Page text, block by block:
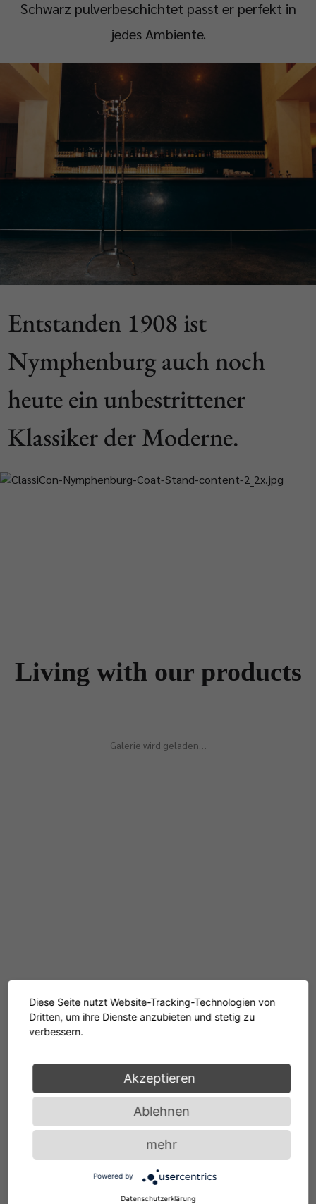
Schwarz pulverbeschichtet passt er perfekt in
jedes Ambiente.
Entstanden 1908 ist
Nymphenburg auch noch
heute ein unbestrittener
Klassiker der Moderne.
Living with our products
Galerie wird geladen…
Materialien
Downloads
Bildarchiv
Diese Seite nutzt Website-Tracking-Technologien von
Dritten, um ihre Dienste anzubieten und stetig zu
verbessern.
Akzeptieren
Ablehnen
mehr
Powered by
Datenschutzerklärung